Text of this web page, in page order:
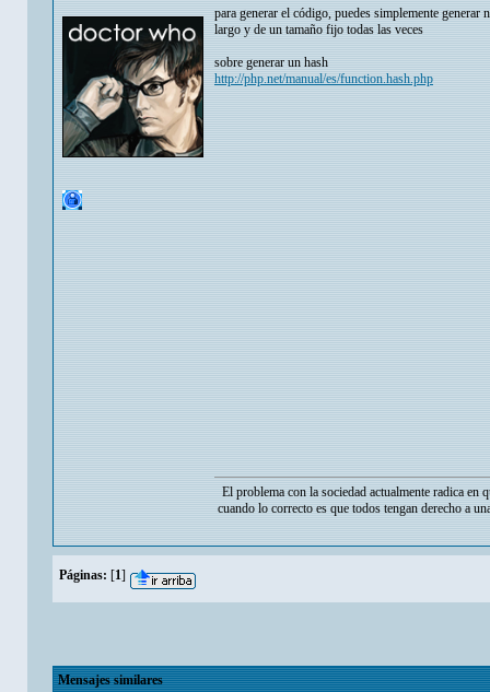
para generar el código, puedes simplemente
largo y de un tamaño fijo todas las veces
sobre generar un hash
http://php.net/manual/es/function.hash.php
El problema con la sociedad actualmente radica en
cuando lo correcto es que todos tengan derecho a
Páginas: [1]
Mensajes similares